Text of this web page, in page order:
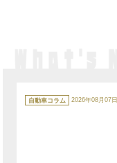
テ
ゴ
自動車コラム 2026年08月07日